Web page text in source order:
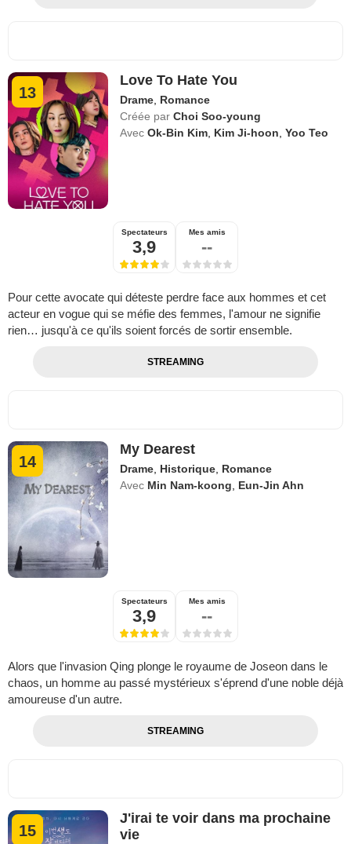
13
Love To Hate You
Drame, Romance
Créée par Choi Soo-young
Avec Ok-Bin Kim, Kim Ji-hoon,Yoo Teo
Spectateurs
3,9
Mes amis
--
Pour cette avocate qui déteste perdre face aux hommes et cet
acteur en vogue qui se méfie des femmes, l'amour ne signifie
rien… jusqu'à ce qu'ils soient forcés de sortir ensemble.
STREAMING
14
My Dearest
Drame Historique Romance
Avec Min Nam-koong Eun-Jin Ahn
Spectateurs
3,9
Mes amis
--
Alors que l'invasion Qing plonge le royaume de Joseon dans le
chaos, un homme au passé mystérieux s'éprend d'une noble déjà
amoureuse d'un autre.
STREAMING
15
J'irai te voir dans ma prochaine
vie